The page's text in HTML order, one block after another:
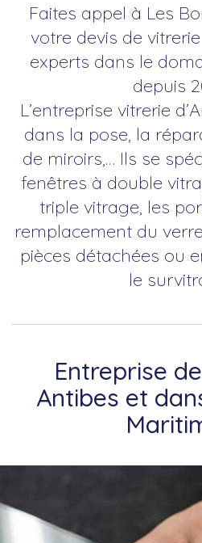
Faites appel à Les
votre devis de
experts dans le
depuis
L’entreprise vitrerie
dans la pose, la
de miroirs,… Ils se
fenêtres à double
triple vitrage, les
remplacement du
pièces détachées ou
le
Entreprise
Antibes et